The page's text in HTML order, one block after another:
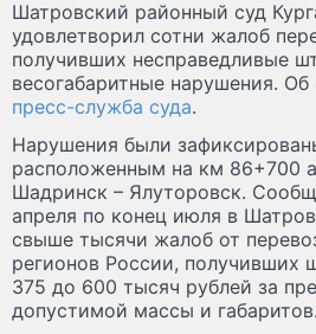
Шатровский районный суд
удовлетворил сотни жалоб
получивших несправедливые
весогабаритные нарушения. Об
пресс-служба суда.
Нарушения были
расположенным на км 86+700
Шадринск – Ялуторовск.
апреля по конец июля в
свыше тысячи жалоб от
регионов России, получивших
375 до 600 тысяч рублей за
допустимой массы и габаритов.